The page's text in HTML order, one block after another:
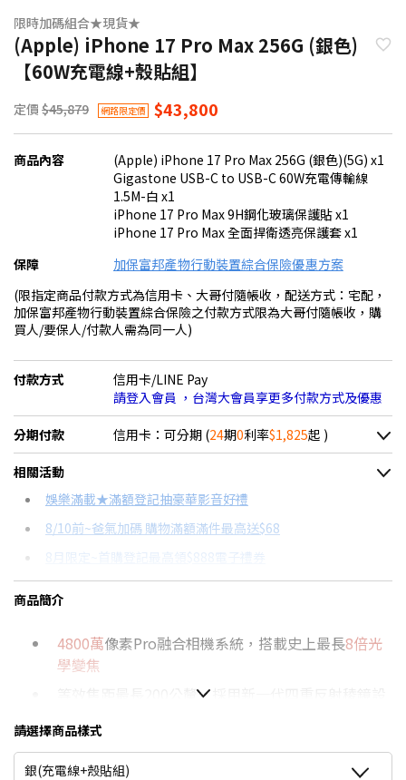
限時加碼組合★現貨★
(Apple) iPhone 17 Pro Max 256G (銀色)
【60W充電線+殼貼組】
定價 $45,879 網路限定價 $43,800
商品內容
(Apple) iPhone 17 Pro Max 256G (銀色)(5G) x1
Gigastone USB-C to USB-C 60W充電傳輸線
1.5M-白 x1
iPhone 17 Pro Max 9H鋼化玻璃保護貼 x1
iPhone 17 Pro Max 全面捍衛透亮保護套 x1
保障
加保富邦產物行動裝置綜合保險優惠方案
(限指定商品付款方式為信用卡、大哥付隨帳收，配送方式：宅配，
加保富邦產物行動裝置綜合保險之付款方式限為大哥付隨帳收，購
買人/要保人/付款人需為同一人)
付款方式
信用卡/LINE Pay
請登入會員 ，台灣大會員享更多付款方式及優惠
分期付款 信用卡：可分期 (24期0利率$1,825起 )
＊實際可分期數、適用利率，請以購物車顯示為主
信用卡分期
分期數
6期 0利率
12期 0利率
6期
每期金額
$3,650
$7,811
配合銀行/業者
7家銀行/業者
18家銀行/業者
相關活動
娛樂滿載★滿額登記抽豪華影音好禮
8/10前~爸氣加碼 購物滿額滿件最高送$68
8月限定~首購登記最高領$888電子禮券
台灣大哥大Open Possible聯名卡滿額最高回饋25%
★舊機回收★限量加碼10%回饋
更多信用卡分期0利率滿額享回饋
推薦支援NRCA手機→點我看達人教你買
iPhone 新機資訊一次看！→點我看達人教你買
點我看▶iPhone 17 Pro Max專用配件
商品簡介
4800萬像素Pro融合相機系統，搭載史上最長8倍光
學變焦
等效焦距最長200公釐，採用新一代四重反射稜鏡設
景，團體自拍更靈活
請選擇商品樣式
銀(充電線+殼貼組)